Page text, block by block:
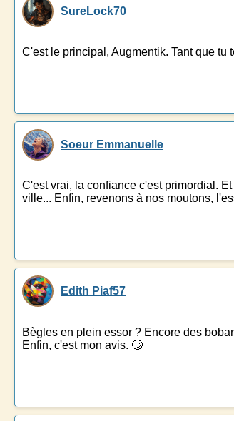
SureLock70
C'est le principal, Augmentik. Tant que tu
Soeur Emmanuelle
C'est vrai, la confiance c'est primordial.
ville... Enfin, revenons à nos moutons,
Edith Piaf57
Bègles en plein essor ? Encore des
Enfin, c'est mon avis. 🙄